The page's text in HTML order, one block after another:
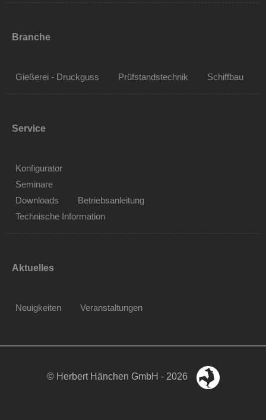
Branche
Gießerei - Druckguss Prüfstandstechnik Schiffbau
Service
Konfigurator
Seminare
Downloads
Betriebsanleitung
Technische Information
Aktuelles
Neuigkeiten Veranstaltungen
© Herbert Hänchen GmbH - 2026